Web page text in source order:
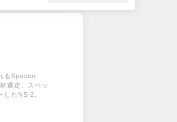
るSpector
選定、スペッ
したNS-2。